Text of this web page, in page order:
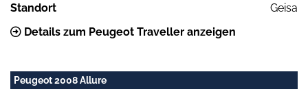
Standort
Geisa
Details zum Peugeot Traveller anzeigen
Peugeot 2008 Allure